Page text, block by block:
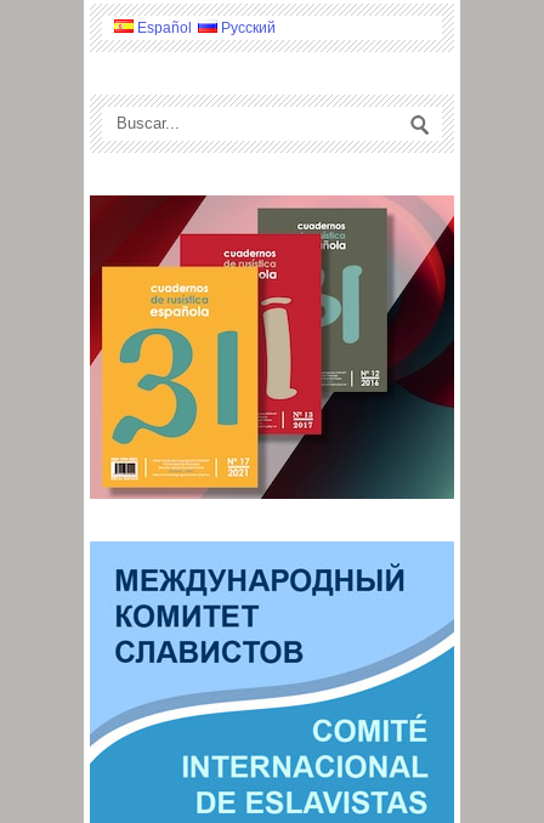
Español Русский